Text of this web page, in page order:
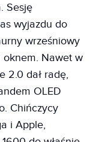
Sesję
wyjazdu do
wrześniowy
oknem. Nawet w
2.0 dał radę,
OLED
Chińczycy
i Apple,